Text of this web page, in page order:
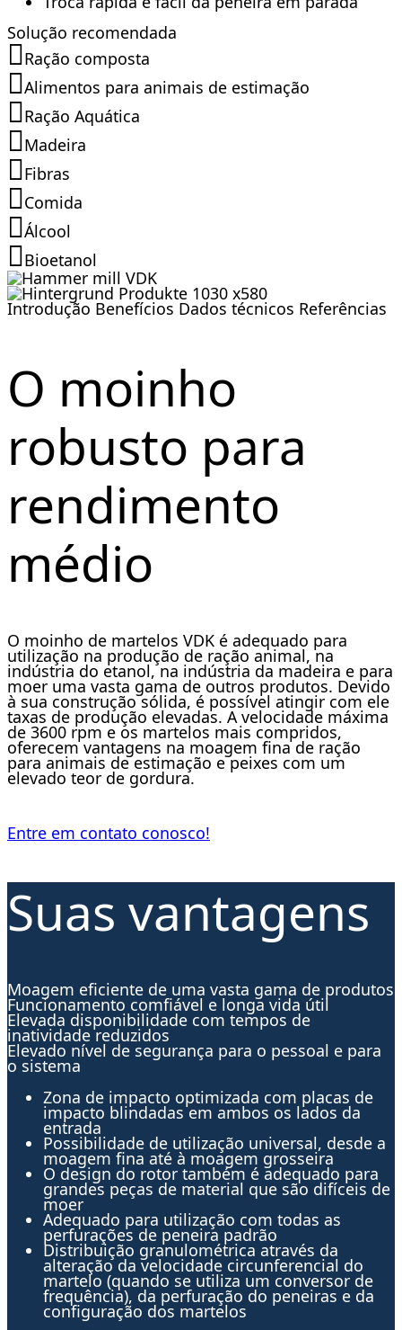
Solução recomendada
Ração composta
Alimentos para animais de estimação
Ração Aquática
Madeira
Fibras
Comida
Álcool
Bioetanol
Introdução Benefícios Dados técnicos Referências
O moinho
robusto para
rendimento
médio
O moinho de martelos VDK é adequado para
utilização na produção de ração animal, na
indústria do etanol, na indústria da madeira e para
moer uma vasta gama de outros produtos. Devido
à sua construção sólida, é possível atingir com ele
taxas de produção elevadas. A velocidade máxima
de 3600 rpm e os martelos mais compridos,
oferecem vantagens na moagem fina de ração
para animais de estimação e peixes com um
elevado teor de gordura.
Entre em contato conosco!
Suas vantagens
Moagem eficiente de uma vasta gama de produtos
Funcionamento comfiável e longa vida útil
Elevada disponibilidade com tempos de
inatividade reduzidos
Elevado nível de segurança para o pessoal e para
o sistema
Zona de impacto optimizada com placas de
impacto blindadas em ambos os lados da
entrada
Possibilidade de utilização universal, desde a
moagem fina até à moagem grosseira
O design do rotor também é adequado para
grandes peças de material que são difíceis de
moer
Adequado para utilização com todas as
perfurações de peneira padrão
Distribuição granulométrica através da
alteração da velocidade circunferencial do
martelo (quando se utiliza um conversor de
frequência), da perfuração do peneiras e da
configuração dos martelos